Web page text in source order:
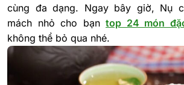
cùng đa dạng. Ngay bây giờ, Nụ
mách nhỏ cho bạn top 24 món
không thể bỏ qua nhé.